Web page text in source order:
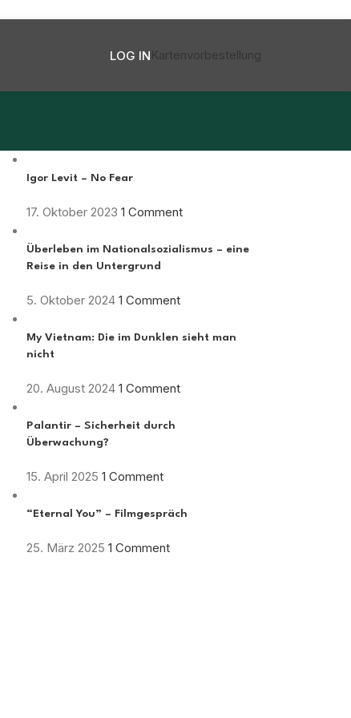
LOG INKartenvorbestellung
Igor Levit – No Fear
17. Oktober 2023 1 Comment
Überleben im Nationalsozialismus – eine
Reise in den Untergrund
5. Oktober 2024 1 Comment
My Vietnam: Die im Dunklen sieht man
nicht
20. August 2024 1 Comment
Palantir – Sicherheit durch
Überwachung?
15. April 2025 1 Comment
“Eternal You” – Filmgespräch
25. März 2025 1 Comment